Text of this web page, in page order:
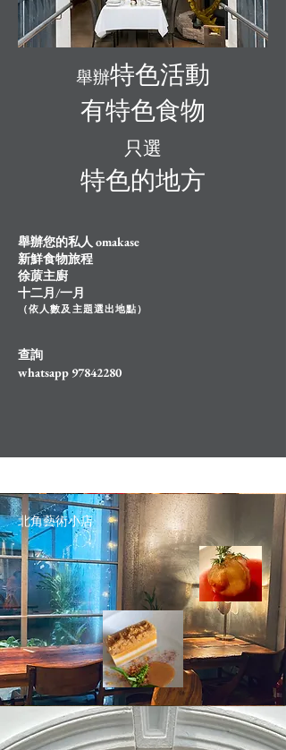
舉辦特色活動
有特色食物
只選
特色的地方
舉辦您的私人 omakase
新鮮食物旅程
徐蒝主廚
十二月/一月
（依人數及主題選出地點）
查詢
whatsapp 97842280
北角藝術小店